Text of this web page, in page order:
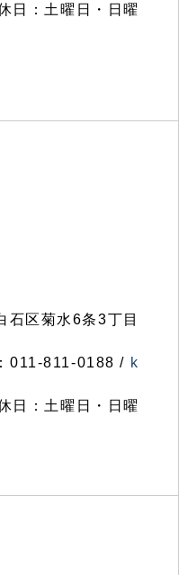
日：土曜日・日曜
区菊水6条3丁目
011-811-0188 / k
日：土曜日・日曜